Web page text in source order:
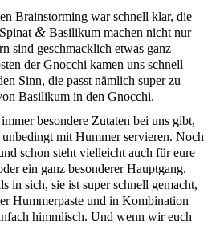
Brain­stor­ming war schnell klar, die
& Basi­li­kum machen nicht nur
sind geschmack­lich etwas ganz
der Gnoc­chi kamen uns schnell
Sinn, die passt näm­lich super zu
Basi­li­kum in den Gnocchi.
beson­de­re Zuta­ten bei uns gibt,
mit Hum­mer ser­vie­ren. Noch
schon steht viel­leicht auch für eure
ein ganz beson­de­rer Haupt­gang.
in sich, sie ist super schnell gemacht,
Hum­mer­pas­te und in Kom­bi­na­ti­on
himm­lisch. Und wenn wir euch